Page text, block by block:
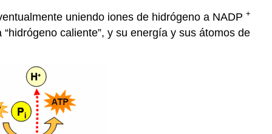
uniendo iones de hidrógeno a NADP +
caliente”, y su energía y sus átomos de